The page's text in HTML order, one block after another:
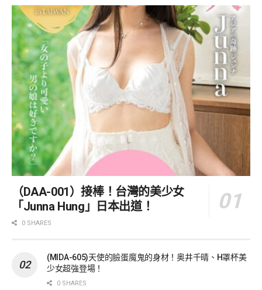
（DAA-001）接棒！台灣的美少女
「Junna Hung」日本出道！
0 SHARES
(MIDA-605)天使的臉蛋魔鬼的身材！奥井千晴、H罩杯美
少女超強登場！
0 SHARES